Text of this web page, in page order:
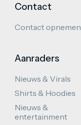
Contact
Contact opnemen
Aanraders
Nieuws & Virals
Shirts & Hoodies
Nieuws &
entertainment